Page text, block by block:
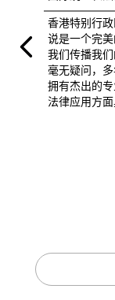
香港特别行
说是一个完
我们传播我
毫无疑问，
拥有杰出的
法律应用方面